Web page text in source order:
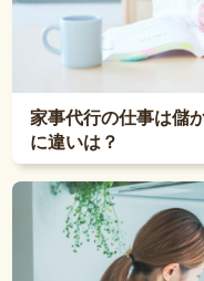
家事代行の仕事は儲
に違いは？